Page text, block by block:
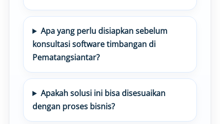
Apa yang perlu disiapkan sebelum
konsultasi software timbangan di
Pematangsiantar?
Apakah solusi ini bisa disesuaikan
dengan proses bisnis?